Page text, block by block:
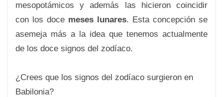
mesopotámicos y además las hicieron coincidir
con los doce meses lunares. Esta concepción se
asemeja más a la idea que tenemos actualmente
de los doce signos del zodíaco.
¿Crees que los signos del zodíaco surgieron en
Babilonia?